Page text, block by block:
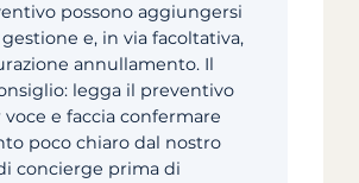
possono aggiungersi
e, in via facoltativa,
annullamento. Il
legga il preventivo
voce e faccia confermare
poco chiaro dal nostro
concierge prima di